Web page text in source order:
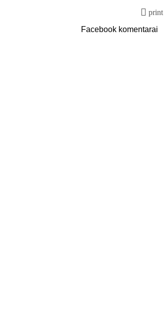
print
Facebook komentarai